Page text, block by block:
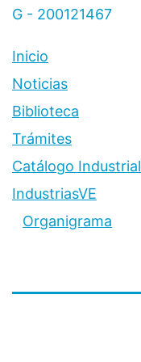
G - 200121467
Inicio
Noticias
Biblioteca
Trámites
Catálogo Industrial
IndustriasVE
Organigrama